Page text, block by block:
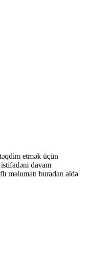
etmək üçün
davam
məlumatı buradan əldə